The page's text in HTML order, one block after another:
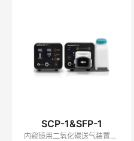
SCP-1&SFP-1
内窥镜用二氧化碳送气装置&送水装置